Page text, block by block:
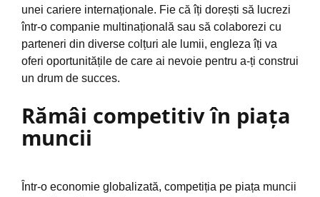
unei cariere internaționale. Fie că îți dorești să lucrezi
într-o companie multinațională sau să colaborezi cu
parteneri din diverse colțuri ale lumii, engleza îți va
oferi oportunitățile de care ai nevoie pentru a-ți construi
un drum de succes.
Rămâi competitiv în piața
muncii
Într-o economie globalizată, competiția pe piața muncii